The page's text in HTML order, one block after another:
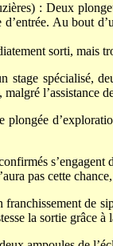
: Deux
Au bout
sorti,
stage spécialisé,
l’assistance
plongée
pas cette
franchissement de
la sortie grâce à